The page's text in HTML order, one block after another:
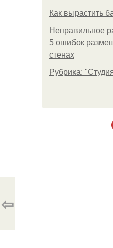
Как вырастить
Неправильное
5 ошибок
стенах
Рубрика:
⇦